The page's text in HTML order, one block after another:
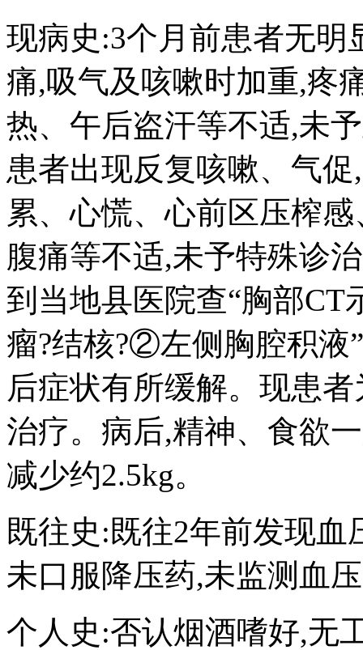
现病史:3个月前患者无明
痛,吸气及咳嗽时加重,疼
热、午后盗汗等不适,未
患者出现反复咳嗽、气
累、心慌、心前区压榨
腹痛等不适,未予特殊诊
到当地县医院查“胸部
瘤?结核?②左侧胸腔积液
后症状有所缓解。现患
治疗。病后,精神、食欲
减少约2.5kg。
既往史:既往2年前发现血
未口服降压药,未监测血
个人史:否认烟酒嗜好,无